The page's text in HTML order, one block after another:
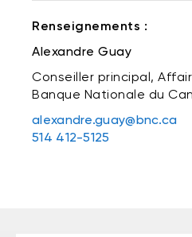
Renseignements :
Alexandre Guay
Conseiller principal,
Banque Nationale du
alexandre.guay@bnc.ca
514 412-5125